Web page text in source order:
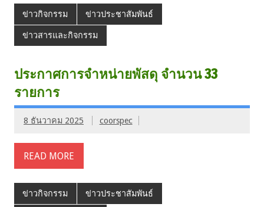
ข่าวกิจกรรม ข่าวประชาสัมพันธ์
ข่าวสารและกิจกรรม
ประกาศการจำหน่ายพัสดุ จำนวน 33
รายการ
8 ธันวาคม 2025 coorspec
READ MORE
ข่าวกิจกรรม ข่าวประชาสัมพันธ์